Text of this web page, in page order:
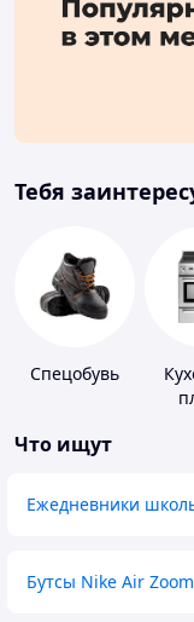
Тебя
Спецобувь
Что ищут
Ежедневники
Бутсы Nike Air